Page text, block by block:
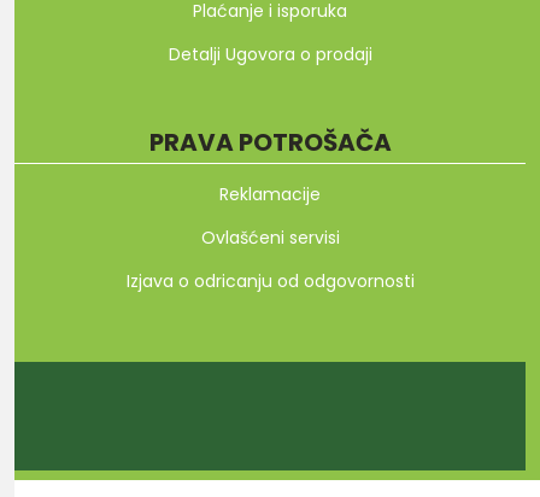
Plaćanje i isporuka
Detalji Ugovora o prodaji
PRAVA POTROŠAČA
Reklamacije
Ovlašćeni servisi
Izjava o odricanju od odgovornosti